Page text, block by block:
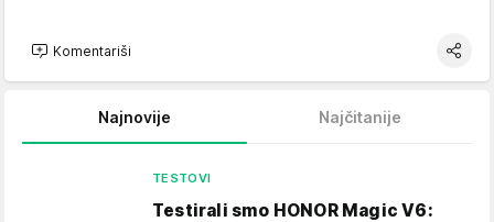
Komentariši
Najnovije Najčitanije
TESTOVI
Testirali smo HONOR Magic V6: